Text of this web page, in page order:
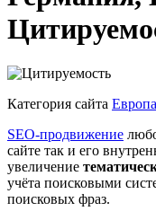
Категория сайта Европа
SEO-продвижение
сайте так и его
увеличение
учёта поисковыми
поисковых фраз.